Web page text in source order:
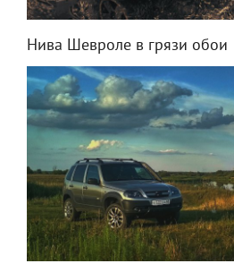
Нива Шевроле в грязи обои